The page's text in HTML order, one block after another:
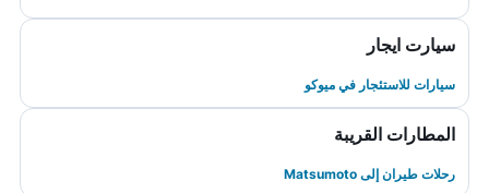
سيارت ايجار
سيارات للاستئجار في ميوكو
المطارات القريبة
رحلات طيران إلى Matsumoto